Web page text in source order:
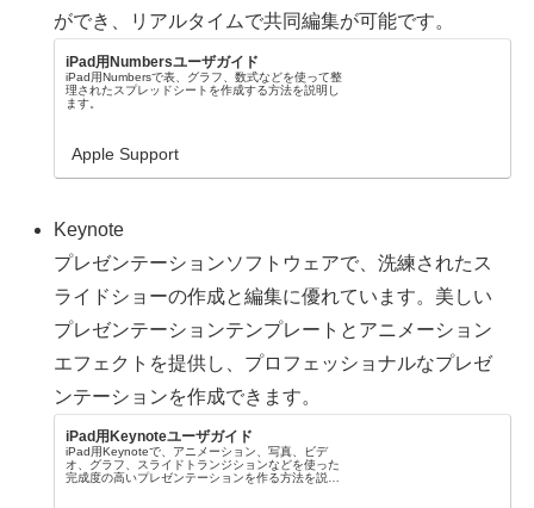
ができ、リアルタイムで共同編集が可能です。
iPad用Numbersユーザガイド
iPad用Numbersで表、グラフ、数式などを使って整
理されたスプレッドシートを作成する方法を説明し
ます。
Apple Support
Keynote
プレゼンテーションソフトウェアで、洗練されたス
ライドショーの作成と編集に優れています。美しい
プレゼンテーションテンプレートとアニメーション
エフェクトを提供し、プロフェッショナルなプレゼ
ンテーションを作成できます。
iPad用Keynoteユーザガイド
iPad用Keynoteで、アニメーション、写真、ビデ
オ、グラフ、スライドトランジションなどを使った
完成度の高いプレゼンテーションを作る方法を説明